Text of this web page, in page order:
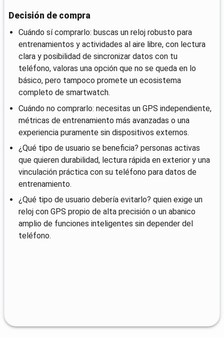
Decisión de compra
Cuándo sí comprarlo: buscas un reloj robusto para
entrenamientos y actividades al aire libre, con lectura
clara y posibilidad de sincronizar datos con tu
teléfono, valoras una opción que no se queda en lo
básico, pero tampoco promete un ecosistema
completo de smartwatch.
Cuándo no comprarlo: necesitas un GPS independiente,
métricas de entrenamiento más avanzadas o una
experiencia puramente sin dispositivos externos.
¿Qué tipo de usuario se beneficia? personas activas
que quieren durabilidad, lectura rápida en exterior y una
vinculación práctica con su teléfono para datos de
entrenamiento.
¿Qué tipo de usuario debería evitarlo? quien exige un
reloj con GPS propio de alta precisión o un abanico
amplio de funciones inteligentes sin depender del
teléfono.